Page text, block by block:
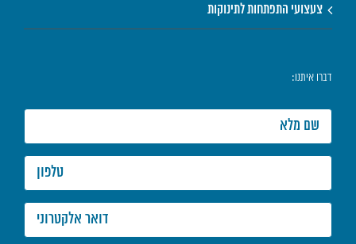
צעצועי התפתחות לתינוקות
דברו איתנו: